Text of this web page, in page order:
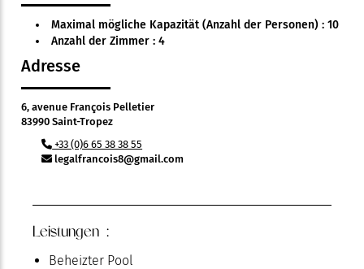
Maximal mögliche Kapazität (Anzahl der Personen) : 10
Anzahl der Zimmer : 4
Adresse
6, avenue François Pelletier
83990 Saint-Tropez
+33 (0)6 65 38 38 55
legalfrancois8@gmail.com
Leistungen :
Beheizter Pool